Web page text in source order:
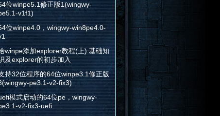
位winpe5.1修正版1(wingwy-
v1f1)
位winpe4.0，wingwy-win8pe4.0-
winpe添加explorer教程(上):基础知
及explorer的初步加入
持32位程序的64位winpe3.1修正版
pe3.1-v2-fix3)
模式启动的64位pe，wingwy-
v2-fix3-uefi